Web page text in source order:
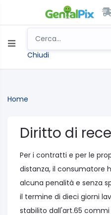
Chiudi
Home
Diritto di
Per i contratti e per le
distanza, il consumatore
alcuna penalità e senza
il termine di dieci giorni
stabilito dall'art.65 commi